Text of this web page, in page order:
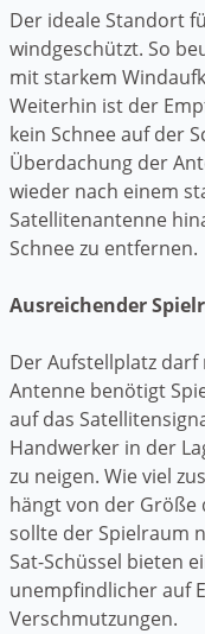
Der ideale Standort
windgeschützt. So
mit starkem
Weiterhin ist der
kein Schnee auf der
Überdachung der
wieder nach einem
Satellitenantenne
Schnee zu entfernen.
Ausreichender
Der Aufstellplatz darf
Antenne benötigt
auf das
Handwerker in der
zu neigen. Wie viel
hängt von der Größe
sollte der Spielraum
Sat-Schüssel bieten
unempfindlicher auf
Verschmutzungen.